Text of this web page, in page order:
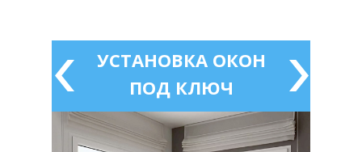
УСТАНОВКА ОКОН
ПОД КЛЮЧ